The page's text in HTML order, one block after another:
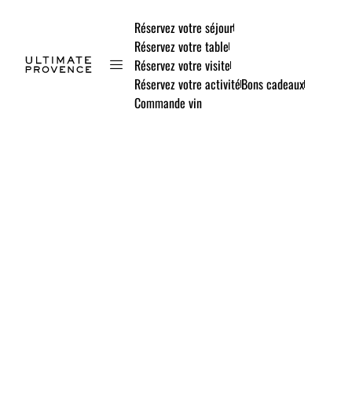
Réservez votre séjour
Réservez votre table
Réservez votre visite
Réservez votre activitéBons cadeaux
Commande vin